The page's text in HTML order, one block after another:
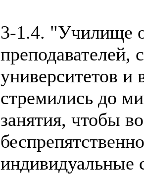
3-1.4. "Училище
преподавателей,
университетов
стремились до
занятия, чтобы
индивидуальные